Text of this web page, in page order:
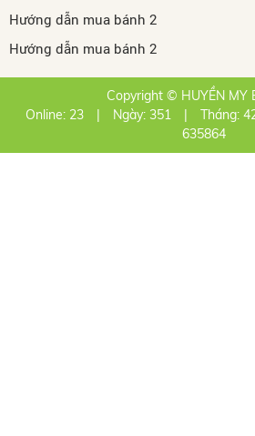
Hướng dẫn mua bánh 2
Hướng dẫn mua bánh 2
Copyright © HUYỀN MY
Online: 23
| Ngày: 351 | Tháng:
635864